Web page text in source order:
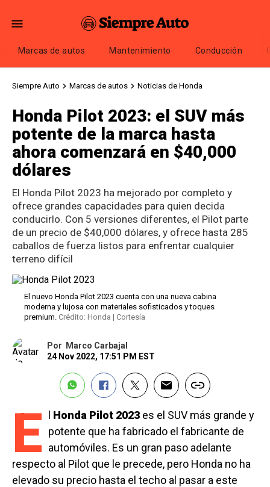
Marcas de autos Mantenimiento Conducción
Siempre Auto Marcas de autos Noticias de Honda
Honda Pilot 2023: el SUV más
potente de la marca hasta
ahora comenzará en $40,000
dólares
El Honda Pilot 2023 ha mejorado por completo y
ofrece grandes capacidades para quien decida
conducirlo. Con 5 versiones diferentes, el Pilot parte
de un precio de $40,000 dólares, y ofrece hasta 285
caballos de fuerza listos para enfrentar cualquier
terreno difícil
El nuevo Honda Pilot 2023 cuenta con una nueva cabina
moderna y lujosa con materiales sofisticados y toques
premium. Crédito: Honda | Cortesía
Por
Marco Carbajal
24 Nov 2022, 17:51 PM EST
E Honda Pilot 2023 es el SUV más grande y
potente que ha fabricado el fabricante de
automóviles. Es un gran paso adelante
respecto al Pilot que le precede, pero Honda no ha
elevado su precio hasta el techo al pasar a este